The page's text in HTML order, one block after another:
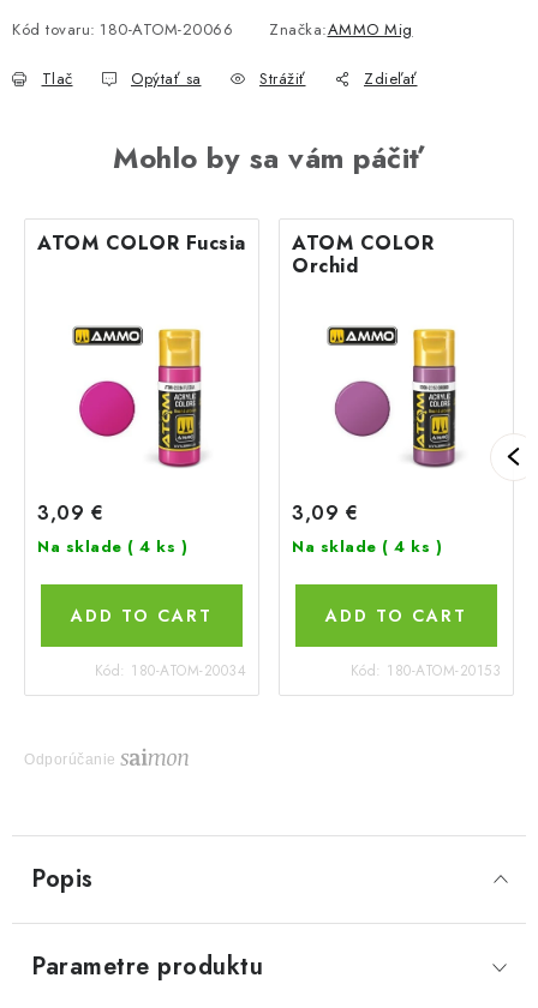
Kód tovaru: 180-ATOM-20066 Značka:AMMO Mig
Tlač Opýtať sa Strážiť Zdieľať
Mohlo by sa vám páčiť
ATOM COLOR Fucsia
3,09 €
Na sklade ( 4 ks )
ADD TO CART
Kód: 180-ATOM-20034
ATOM COLOR
Orchid
3,09 €
Na sklade ( 4 ks )
ADD TO CART
Kód: 180-ATOM-20153
Odporúčanie
Popis
Parametre produktu